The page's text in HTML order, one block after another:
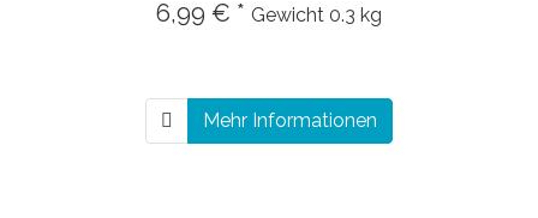
6,99 € * Gewicht 0.3 kg
Mehr Informationen